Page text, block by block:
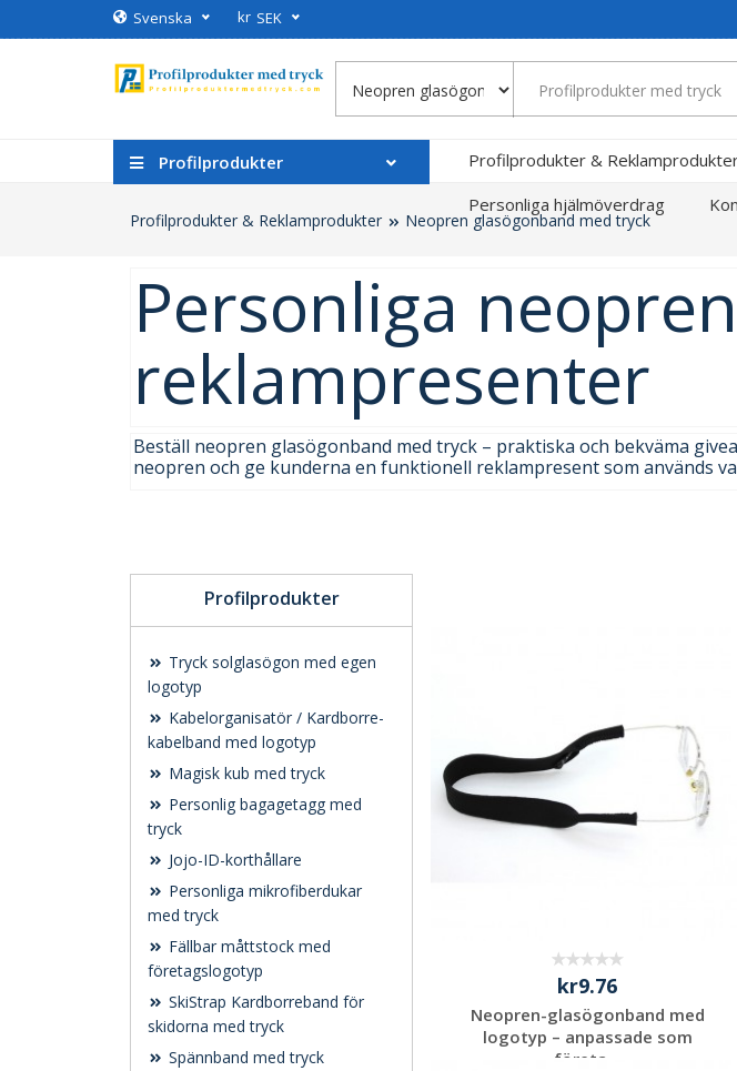
Svenska kr SEK
Profilprodukter Profilprodukter &
Personliga hjälmöverdrag
Profilprodukter & Reklamprodukter Neopren glasögonband med tryck
Personliga
reklampresenter
Beställ neopren glasögonband med tryck – praktiska och bekväma
neopren och ge kunderna en funktionell reklampresent som används
Profilprodukter
Tryck solglasögon med egen
logotyp
Kabelorganisatör / Kardborre-
kabelband med logotyp
Magisk kub med tryck
Personlig bagagetagg med
tryck
Jojo-ID-korthållare
Personliga mikrofiberdukar
med tryck
Fällbar måttstock med
företagslogotyp
SkiStrap Kardborreband för
skidorna med tryck
Spännband med tryck
kr9.76
Neopren-glasögonband med
logotyp – anpassade som
företa...